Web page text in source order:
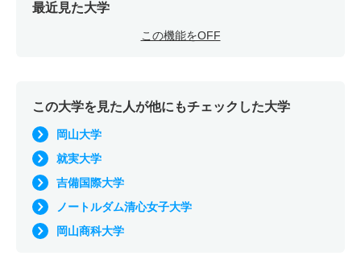
最近見た大学
この機能をOFF
この大学を見た人が他にもチェックした大学
岡山大学
就実大学
吉備国際大学
ノートルダム清心女子大学
岡山商科大学